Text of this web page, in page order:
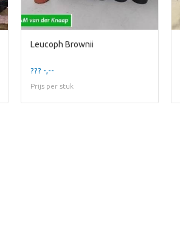
Leucoph Brownii
??? -,--
Prijs per stuk